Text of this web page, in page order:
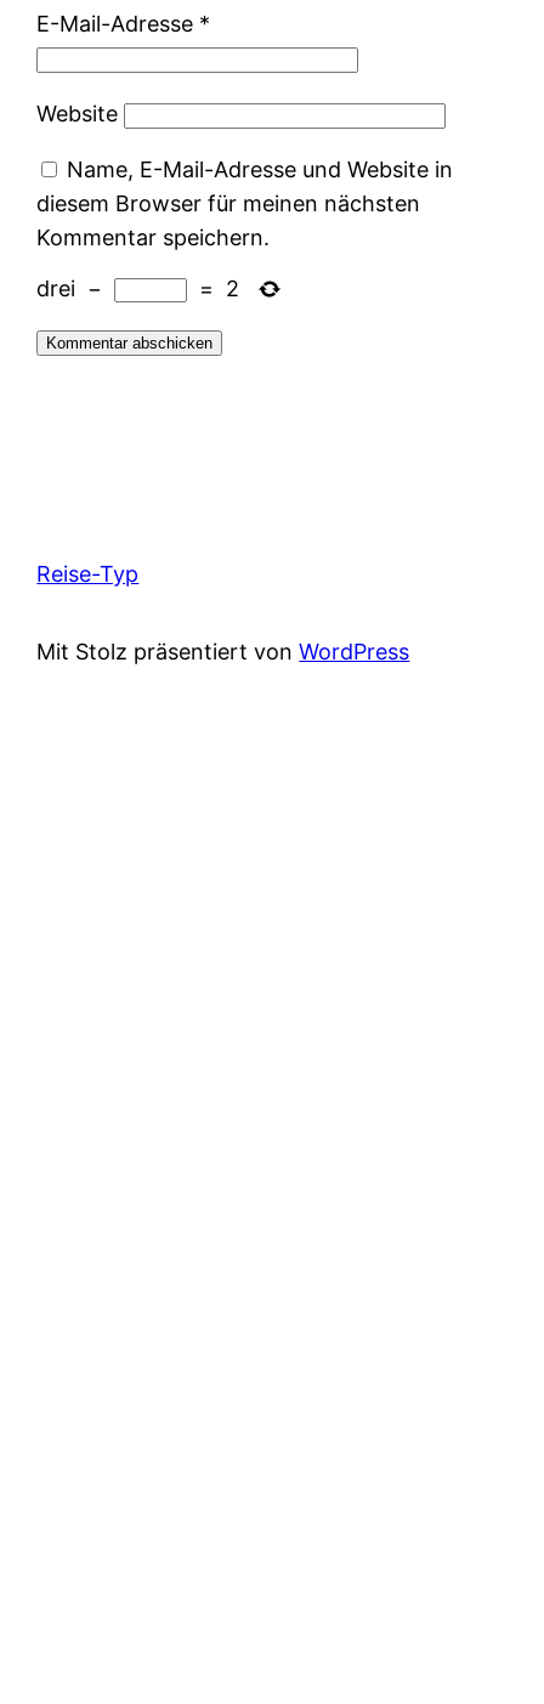
E-Mail-Adresse *
Website
Name, E-Mail-Adresse und Website in
diesem Browser für meinen nächsten
Kommentar speichern.
drei − = 2
Reise-Typ
Mit Stolz präsentiert vonWordPress